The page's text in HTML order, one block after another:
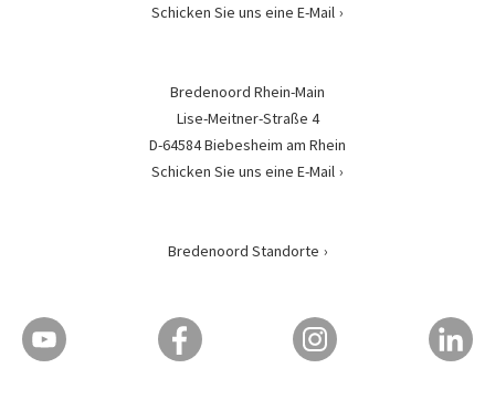
Schicken Sie uns eine E-Mail
Bredenoord Rhein-Main
Lise-Meitner-Straße 4
D-64584 Biebesheim am Rhein
Schicken Sie uns eine E-Mail
Bredenoord Standorte